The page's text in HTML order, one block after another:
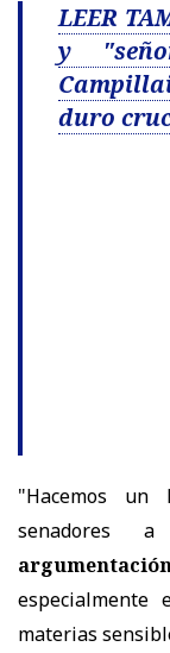
LEER
y
duro
"Hacemos
senadores
especialmente
materias